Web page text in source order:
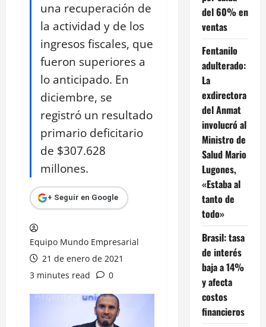
una recuperación de
la actividad y de los
ingresos fiscales, que
fueron superiores a
lo anticipado. En
diciembre, se
registró un resultado
primario deficitario
de $307.628
millones.
+ Seguir en Google
Equipo Mundo Empresarial
21 de enero de 2021
3 minutes read
0
del 60% en
ventas
Fentanilo
adulterado:
La
exdirectora
del Anmat
involucró al
Ministro de
Salud Mario
Lugones,
«Estaba al
tanto de
todo»
Brasil: tasa
de interés
baja a 14%
y afecta
costos
financieros